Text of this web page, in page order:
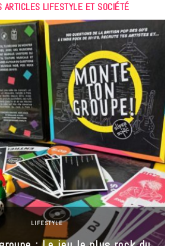
ARTICLES LIFESTYLE ET SOCIÉTÉ
LIFESTYLE